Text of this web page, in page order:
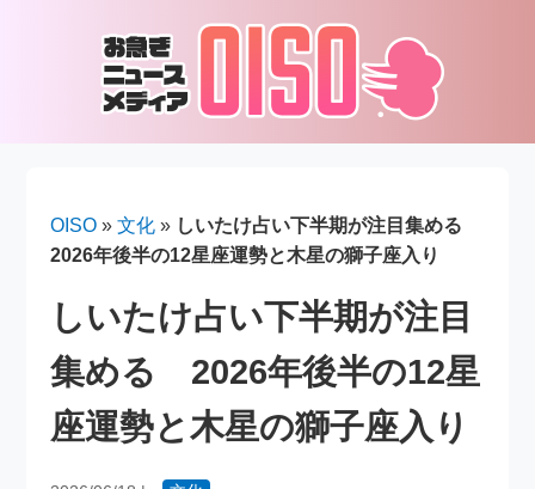
OISO »文化 » しいたけ占い下半期が注目集める
2026年後半の12星座運勢と木星の獅子座入り
しいたけ占い下半期が注目
集める 2026年後半の12星
座運勢と木星の獅子座入り